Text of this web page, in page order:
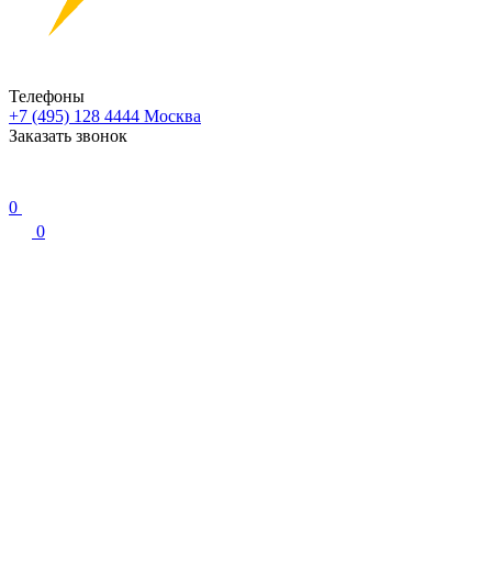
Телефоны
+7 (495) 128 4444 Москва
Заказать звонок
0
0